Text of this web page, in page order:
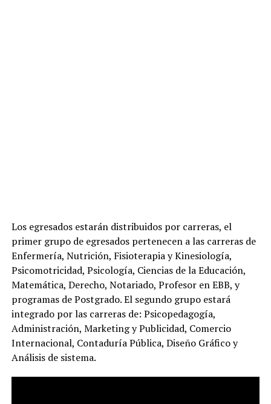
Los egresados estarán distribuidos por carreras, el
primer grupo de egresados pertenecen a las carreras de
Enfermería, Nutrición, Fisioterapia y Kinesiología,
Psicomotricidad, Psicología, Ciencias de la Educación,
Matemática, Derecho, Notariado, Profesor en EBB, y
programas de Postgrado. El segundo grupo estará
integrado por las carreras de: Psicopedagogía,
Administración, Marketing y Publicidad, Comercio
Internacional, Contaduría Pública, Diseño Gráfico y
Análisis de sistema.